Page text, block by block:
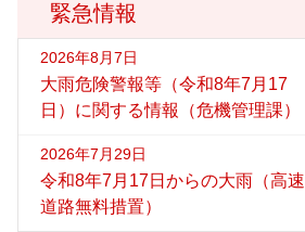
緊急情報
2026年8月7日
大雨危険警報等（令和8年7月17
日）に関する情報（危機管理課）
2026年7月29日
令和8年7月17日からの大雨（高速
道路無料措置）